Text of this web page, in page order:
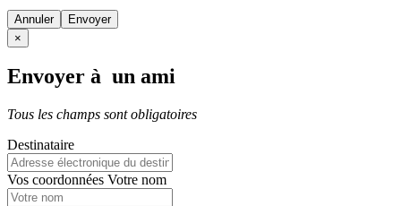
Annuler
×
Envoyer à un ami
Tous les champs sont obligatoires
Destinataire
Vos coordonnées Votre nom